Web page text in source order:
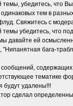
убедитесь, что
тем в
Свяжитесь с
убедитесь, что
давайте ей
бага-
тематике
будут удалены!!!
сделал